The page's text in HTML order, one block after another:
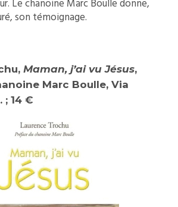
Le chanoine Marc Boulle donne,
son témoignage.
Maman, j’ai vu Jésus,
Marc Boulle, Via
; 14 €